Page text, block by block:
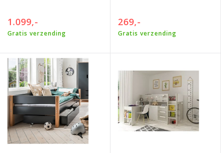
1.099,-
Gratis verzending
269,-
Gratis verzending